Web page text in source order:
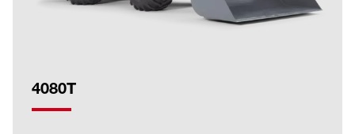
4080T